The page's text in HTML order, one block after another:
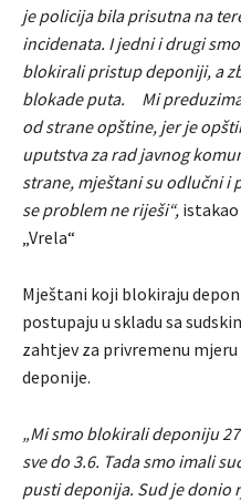
je policija bila prisutna na
incidenata. I jedni i drugi
blokirali pristup deponiji, a
blokade puta. Mi
od strane opštine, jer je
uputstva za rad javnog
strane, mještani su odlučni i
se problem ne riješi“,
„Vrela“
Mještani koji blokiraju
postupaju u skladu sa
zahtjev za privremenu
deponije.
„Mi smo blokirali deponiju
sve do 3.6. Tada smo imali
pusti deponija. Sud je donio